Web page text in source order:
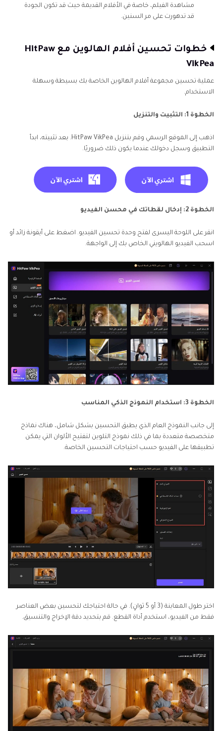
مشاهدة الفيلم، خاصة في الأفلام القديمة حيث قد تكون الجودة
قد تدهورت على مر السنين.
خطوات تحسين أفلام الهالوين مع HitPaw
VikPea
عملية تحسين مجموعة أفلام الهالوين الخاصة بك بسيطة وسهلة
الاستخدام.
الخطوة 1: التثبيت والتنزيل
اذهب إلى الموقع الرسمي وقم بتنزيل HitPaw VikPea. بعد تثبيته، ابدأ
التطبيق وسجل دخولك عندما يكون ذلك ضروريًا.
الخطوة 2: إدخال لقطاتك في محسن الفيديو
انقر على اللوحة اليسرى لفتح وحدة تحسين الفيديو. اضغط على أيقونة زائد أو
اسحب الفيديو الهالويني الخاص بك إلى الواجهة.
الخطوة 3: استخدام النموذج الذكي المناسب
إلى جانب النموذج العام الذي يطبق التحسين بشكل شامل، هناك نماذج
متخصصة متعددة بما في ذلك نموذج التلوين لتفتيح الألوان التي يمكن
تطبيقها على الفيديو حسب احتياجات التحسين الخاصة.
اختر طول المعاينة (3 أو 5 ثوانٍ). في حالة احتياجك لتحسين بعض العناصر
فقط من الفيديو، استخدم أداة القطع. قم بتحديد دقة الإخراج والتنسيق.